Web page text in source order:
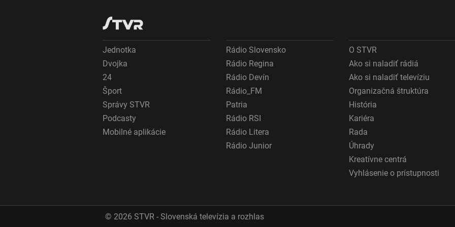
Jednotka
Dvojka
24
Šport
Správy STVR
Podcasty
Mobilné aplikácie
Rádio Slovensko
Rádio Regina
Rádio Devín
Rádio_FM
Patria
Rádio RSI
Rádio Litera
Rádio Junior
O STVR
Ako si naladiť rádiá
Ako si naladiť televíziu
Organizačná štruktúra
História
Kariéra
Rada
Úhrady
Kreatívne centrá
Vyhlásenie o prístupnosti
© 2026 STVR - Slovenská televízia a rozhlas